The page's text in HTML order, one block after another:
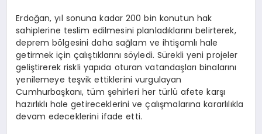
Erdoğan, yıl sonuna kadar 200 bin konutun hak
sahiplerine teslim edilmesini planladıklarını belirterek,
deprem bölgesini daha sağlam ve ihtişamlı hale
getirmek için çalıştıklarını söyledi. Sürekli yeni projeler
geliştirerek riskli yapıda oturan vatandaşları binalarını
yenilemeye teşvik ettiklerini vurgulayan
Cumhurbaşkanı, tüm şehirleri her türlü afete karşı
hazırlıklı hale getireceklerini ve çalışmalarına kararlılıkla
devam edeceklerini ifade etti.